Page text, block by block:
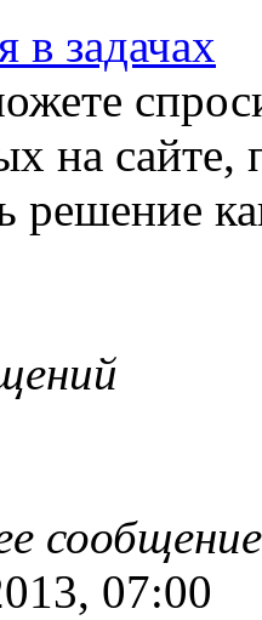
в задачах
на сайте,
решение
сообщение
07:00